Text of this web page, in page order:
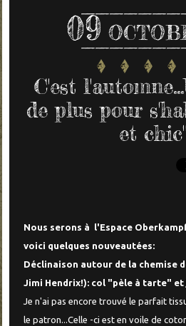
09
C'est
de plus pour
et
Nous serons à l'Espace
voici quelques nouveautées:
Déclinaison autour de la chemise
Jimi Hendrix!): col "pèle à tarte" et
Je n'ai pas encore trouvé le parfait
le patron...Celle -ci est en voile de